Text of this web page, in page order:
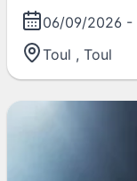
06/09/2026 -
Toul , Toul